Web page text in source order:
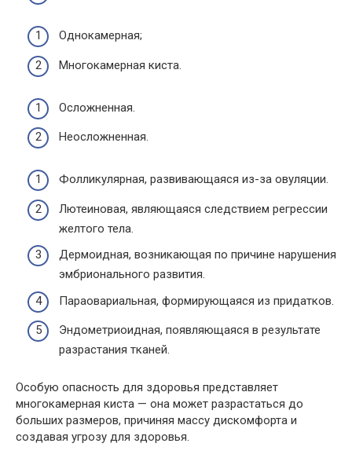
Однокамерная;
Многокамерная киста.
Осложненная.
Неосложненная.
Фолликулярная, развивающаяся из-за овуляции.
Лютеиновая, являющаяся следствием регрессии
желтого тела.
Дермоидная, возникающая по причине нарушения
эмбрионального развития.
Параовариальная, формирующаяся из придатков.
Эндометриоидная, появляющаяся в результате
разрастания тканей.
Особую опасность для здоровья представляет
многокамерная киста — она может разрастаться до
больших размеров, причиняя массу дискомфорта и
создавая угрозу для здоровья.